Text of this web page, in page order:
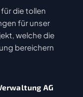
die tollen
für unser
welche die
bereichern
AG